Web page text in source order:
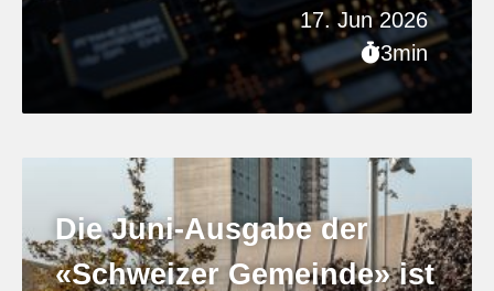
17. Jun 2026
3min
Die Juni-Ausgabe der
«Schweizer Gemeinde» ist